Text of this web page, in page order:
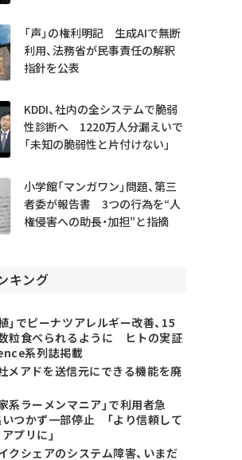
「声」の権利明記 生成AIで無断
利用、法務省が民事責任の解釈
指針を公表
KDDI、社内の全システムで脆弱
性診断へ 1220万人分漏えいで
「未知の脆弱性と片付けない」
小学館「マンガワン」問題、第三
者委が報告書 3つの行為を“人
権侵害への助長・加担”と指摘
キング
」でピーナツアレルギー改善、15
粒食べられるように ヒトの実証
系列誌掲載
メアドを送信元にできる機能を廃
系ラーメンマニア」で利用者急
つかず一部停止 「より信頼して
プリに」
クシェアのシステム障害、いまだ